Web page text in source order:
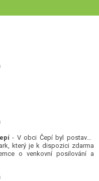
- V obci Čepí byl postaven
který je k dispozici zdarma
o venkovní posilování a